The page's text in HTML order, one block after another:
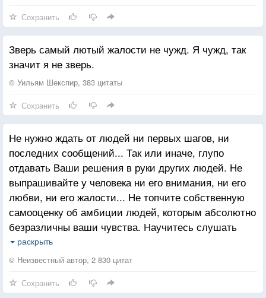
осуждённые на Ад, стоящие близко к паутине, тоже
начали подниматься по ней. Но человек увидел это
и стал скидывать их в страхе, что паутина
оборвётся. В этот момент она действительно
оборвалась, и человек снова вернулся в Ад.
беспокойство за себя превратило во зло тот
единственный хороший поступок, который ты когда-
либо сделал.
Сохранить
Зверь самый лютый жалости не чужд. Я чужд, так
значит я не зверь.
© Уильям Шекспир, 383 цитаты
Сохранить
Не нужно ждать от людей ни первых шагов, ни
последних сообщений... Так или иначе, глупо
отдавать Ваши решения в руки других людей. Не
выпрашивайте у человека ни его внимания, ни его
любви, ни его жалости... Не топчите собственную
самооценку об амбиции людей, которым абсолютно
безразличны ваши чувства. Научитесь слушать
себя: захотели - позвонили, написали, пришли,
ушли. Ваша жизнь - это пазл из ваших решений, и
лучше вас самих.
раскрыть
© Неизвестный автор, 2 830 цитат
Сохранить